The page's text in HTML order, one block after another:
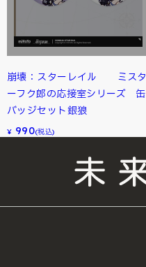
崩壊：スターレイル ミスタ
ーフク郎の応接室シリーズ 缶
バッジセット銀狼
¥ 990(税込)